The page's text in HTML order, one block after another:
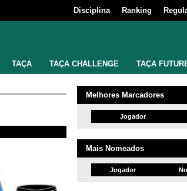
Disciplina Ranking
TAÇA TAÇA CHALLENGE TAÇA
Melhores Marcadores
Jogador
Mais Nomeados
Jogador